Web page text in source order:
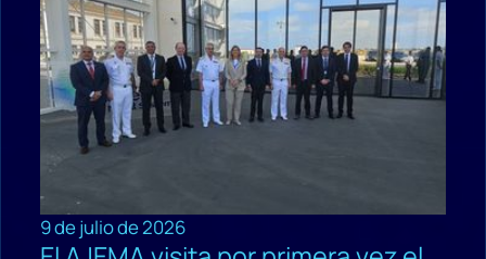
9 de julio de 2026